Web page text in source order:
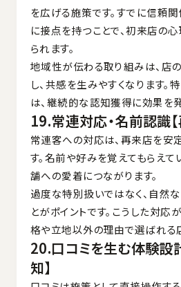
を広げる施策です。すでに信頼
に接点を持つことで、初来店の
られます。
地域性が伝わる取り組みは、店
し、共感を生みやすくなります。
は、継続的な認知獲得に効果を発
19.常連対応・名前認識【
常連客への対応は、再来店を安
す。名前や好みを覚えてもらえて
舗への愛着につながります。
過度な特別扱いではなく、自然
とがポイントです。こうした対応
格や立地以外の理由で選ばれる
20.口コミを生む体験設
知】